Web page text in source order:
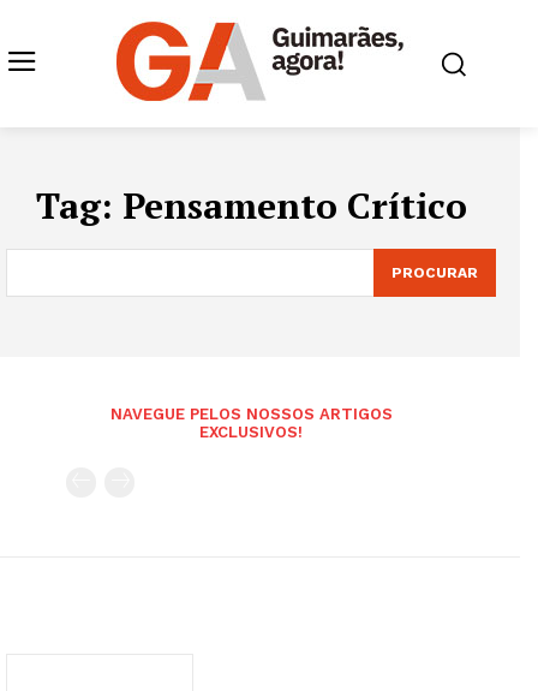
Tag: Pensamento Crítico
PROCURAR
NAVEGUE PELOS NOSSOS ARTIGOS
EXCLUSIVOS!